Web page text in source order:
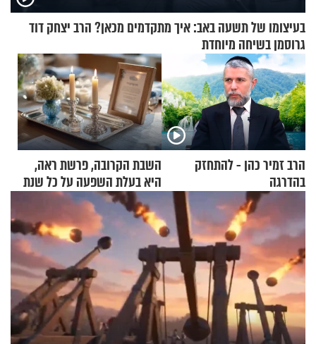
בעיצומו של תשעה באב: איך מתקדמים מכאן? הרב יצחק דוד
גרוסמן בשיחה מיוחדת
הרב זמיר כהן - להתחזק
בהדרגה
השבת הקרובה, פרשת ראה,
היא בעלת השפעה על כל שנת
תשפ"ז